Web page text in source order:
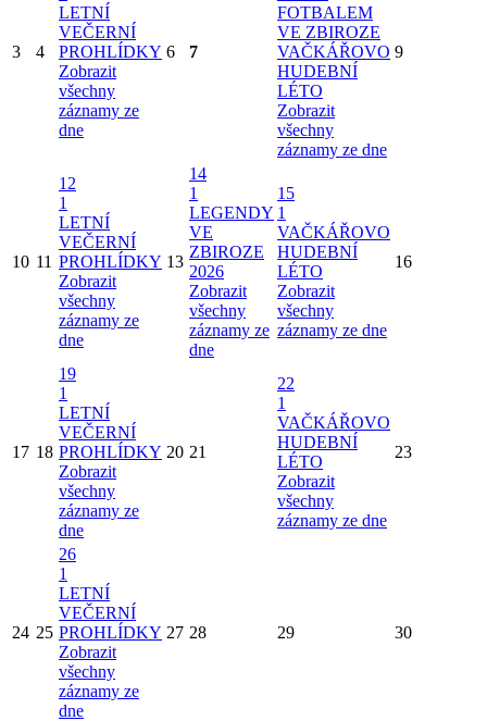
3 4
LETNÍ
VEČERNÍ
PROHLÍDKY
Zobrazit
všechny
záznamy ze
dne
6 7
FOTBALEM
VE ZBIROZE
VAČKÁŘOVO
HUDEBNÍ
LÉTO
Zobrazit
všechny
záznamy ze dne
9
10 11
12
1
LETNÍ
VEČERNÍ
PROHLÍDKY
Zobrazit
všechny
záznamy ze
dne
13
14
1
LEGENDY
VE
ZBIROZE
2026
Zobrazit
všechny
záznamy ze
dne
15
1
VAČKÁŘOVO
HUDEBNÍ
LÉTO
Zobrazit
všechny
záznamy ze dne
16
17 18
19
1
LETNÍ
VEČERNÍ
PROHLÍDKY
Zobrazit
všechny
záznamy ze
dne
20 21
22
1
VAČKÁŘOVO
HUDEBNÍ
LÉTO
Zobrazit
všechny
záznamy ze dne
23
24 25
26
1
LETNÍ
VEČERNÍ
PROHLÍDKY
Zobrazit
všechny
záznamy ze
dne
27 28 29 30